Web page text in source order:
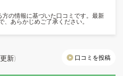
の情報に基づいた口コミです。最新
あらかじめご了承ください。
更新) 口コミを投稿